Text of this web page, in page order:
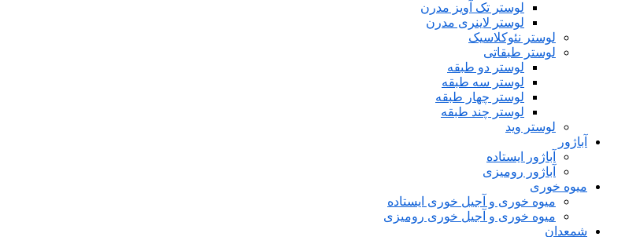
لوستر تک آویز مدرن
لوستر لاینری مدرن
لوستر نئوکلاسیک
لوستر طبقاتی
لوستر دو طبقه
لوستر سه طبقه
لوستر چهار طبقه
لوستر چند طبقه
لوستر وید
آباژور
آباژور ایستاده
آباژور رومیزی
میوه خوری
میوه خوری و آجیل خوری ایستاده
میوه خوری و آجیل خوری رومیزی
شمعدان